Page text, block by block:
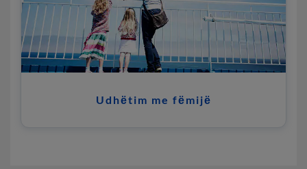
Udhёtim me fёmijё